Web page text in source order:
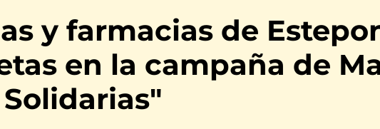
y farmacias de
en la campaña de